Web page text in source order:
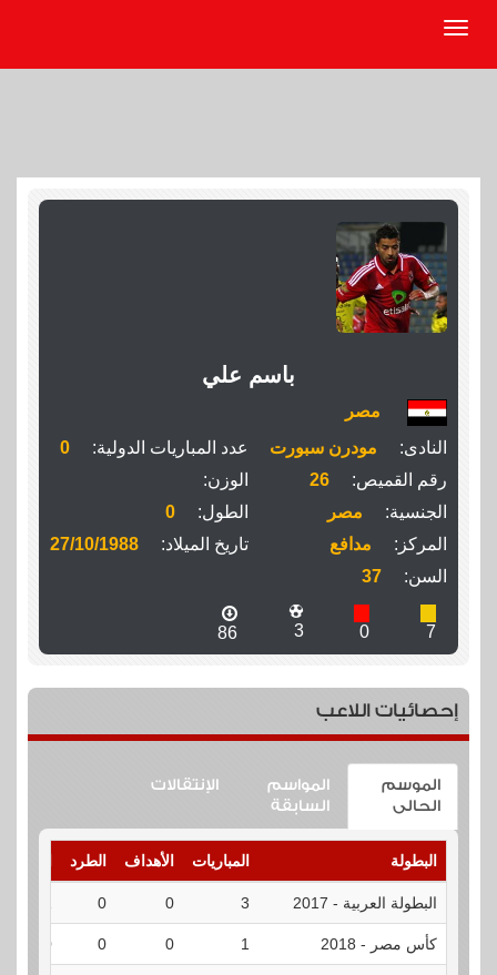
باسم علي
مصر
النادى:
مودرن سبورت عدد المباريات الدولية:
0
رقم القميص:
26
الوزن:
الجنسية:
مصر الطول:
0
المركز:
مدافع تاريخ الميلاد:
27/10/1988
السن:
37
7
0
3
86
إحصائيات اللاعب
الموسم
الحالى
المواسم
السابقة
الإنتقالات
البطولة المباريات الأهداف الطرد
البطولة العربية - 2017 3
0
0
كأس مصر - 2018 1
0
0
0